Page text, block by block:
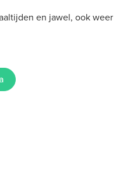
en jawel, ook weer